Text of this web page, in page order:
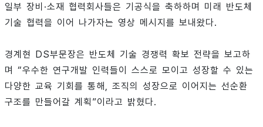
일부 장비·소재 협력회사들은 기공식을 축하하며 미래 반도체
기술 협력을 이어 나가자는 영상 메시지를 보내왔다.
경계현 DS부문장은 반도체 기술 경쟁력 확보 전략을 보고하
며 “우수한 연구개발 인력들이 스스로 모이고 성장할 수 있는
다양한 교육 기회를 통해, 조직의 성장으로 이어지는 선순환
구조를 만들어갈 계획”이라고 밝혔다.